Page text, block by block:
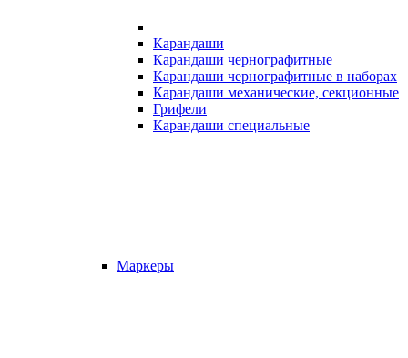
Карандаши
Карандаши чернографитные
Карандаши чернографитные в наборах
Карандаши механические, секционные
Грифели
Карандаши специальные
Маркеры